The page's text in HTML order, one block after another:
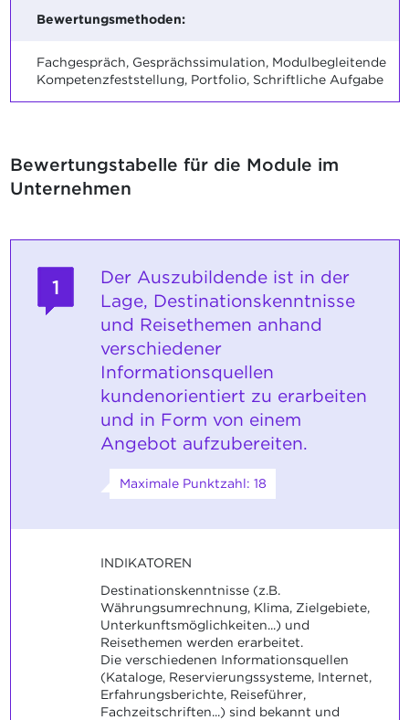
Bewertungsmethoden:
Fachgespräch, Gesprächssimulation, Modulbegleitende
Kompetenzfeststellung, Portfolio, Schriftliche Aufgabe
Bewertungstabelle für die Module im
Unternehmen
1
Der Auszubildende ist in der
Lage, Destinationskenntnisse
und Reisethemen anhand
verschiedener
Informationsquellen
kundenorientiert zu erarbeiten
und in Form von einem
Angebot aufzubereiten.
Maximale Punktzahl: 18
INDIKATOREN
Destinationskenntnisse (z.B.
Währungsumrechnung, Klima, Zielgebiete,
Unterkunftsmöglichkeiten...) und
Reisethemen werden erarbeitet.
Die verschiedenen Informationsquellen
(Kataloge, Reservierungssysteme, Internet,
Erfahrungsberichte, Reiseführer,
Fachzeitschriften...) sind bekannt und